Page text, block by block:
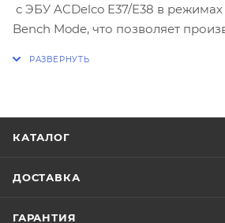
с ЭБУ ACDelco E37/E38 в
Bench Mode, что позволяет
Чтение Ошибок
КАТАЛОГ
ДОСТАВКА
ГАРАНТИЯ